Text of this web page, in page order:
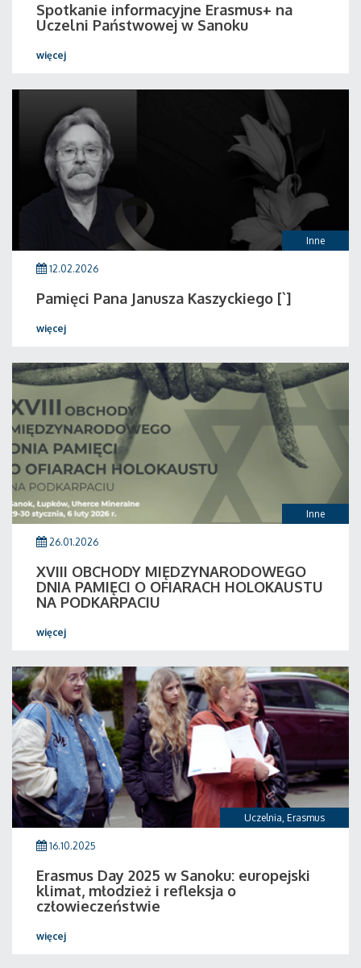
Spotkanie informacyjne Erasmus+ na
Uczelni Państwowej w Sanoku
więcej
Inne
12.02.2026
Pamięci Pana Janusza Kaszyckiego [`]
więcej
Inne
26.01.2026
XVIII OBCHODY MIĘDZYNARODOWEGO
DNIA PAMIĘCI O OFIARACH HOLOKAUSTU
NA PODKARPACIU
więcej
Uczelnia, Erasmus
16.10.2025
Erasmus Day 2025 w Sanoku: europejski
klimat, młodzież i refleksja o
człowieczeństwie
więcej